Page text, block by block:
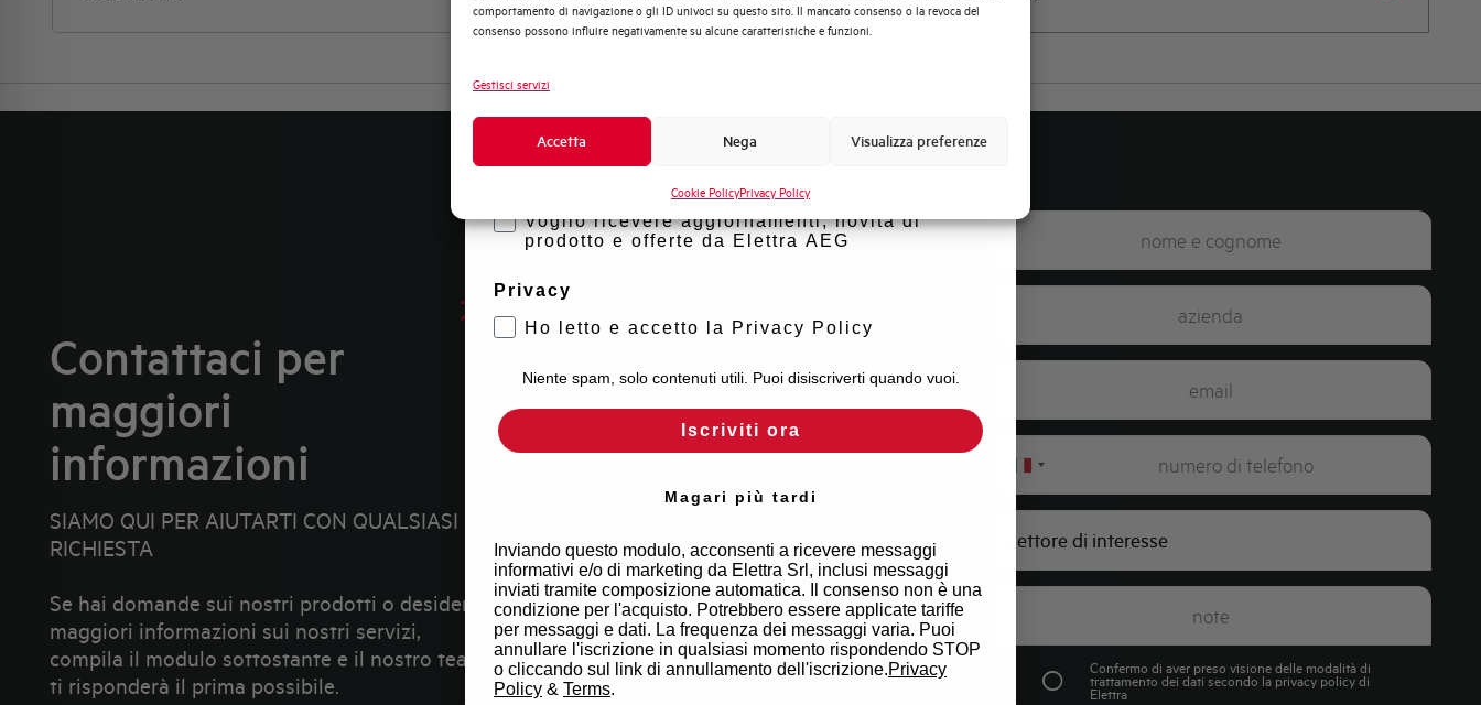
comportamento di navigazione o gli ID univoci su questo sito. Il mancato consenso o la revoca del
consenso possono influire negativamente su alcune caratteristiche e funzioni.
Gestisci servizi
Accetta Nega Visualizza preferenze
Cookie PolicyPrivacy Policy
Contattaci per
maggiori
informazioni
SIAMO QUI PER AIUTARTI CON QUALSIASI
RICHIESTA
Se hai domande sui nostri prodotti o desideri
maggiori informazioni sui nostri servizi,
compila il modulo sottostante e il nostro team
ti risponderà il prima possibile.
Italy
+39
Confermo di aver preso visione delle modalità di
trattamento dei dati secondo la privacy policydi
Elettra
Fotovoltaico
Sistema Quadri
Formazione tecnica
Voglio ricevere aggiornamenti, novità di
prodotto e offerte da Elettra AEG
Privacy
Ho letto e accetto la Privacy Policy
Niente spam, solo contenuti utili. Puoi disiscriverti quando vuoi.
Iscriviti ora
Magari più tardi
Inviando questo modulo, acconsenti a ricevere messaggi
informativi e/o di marketing da Elettra Srl, inclusi messaggi
inviati tramite composizione automatica. Il consenso non è una
condizione per l'acquisto. Potrebbero essere applicate tariffe
per messaggi e dati. La frequenza dei messaggi varia. Puoi
annullare l'iscrizione in qualsiasi momento rispondendo STOP
o cliccando sul link di annullamento dell'iscrizione.Privacy
Policy & Terms.